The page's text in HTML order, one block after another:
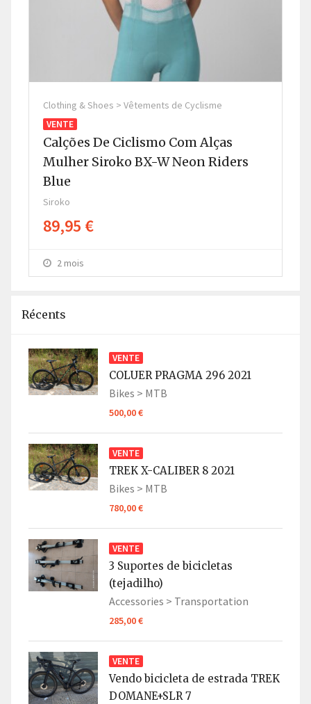
Clothing & Shoes > Vêtements de Cyclisme
VENTE
Calções De Ciclismo Com Alças
Mulher Siroko BX-W Neon Riders
Blue
Siroko
89,95 €
2 mois
Récents
VENTE
COLUER PRAGMA 296 2021
Bikes > MTB
500,00 €
VENTE
TREK X-CALIBER 8 2021
Bikes > MTB
780,00 €
VENTE
3 Suportes de bicicletas
(tejadilho)
Accessories > Transportation
285,00 €
VENTE
Vendo bicicleta de estrada TREK
DOMANE+SLR 7